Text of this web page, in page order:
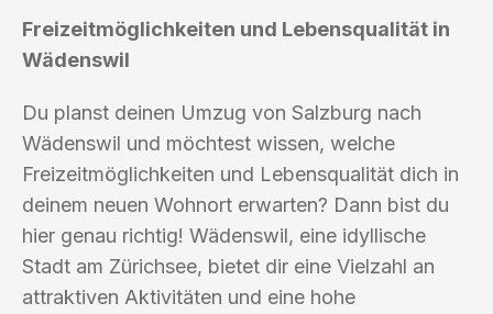
Freizeitmöglichkeiten und Lebensqualität in
Wädenswil
Du planst deinen Umzug von Salzburg nach
Wädenswil und möchtest wissen, welche
Freizeitmöglichkeiten und Lebensqualität dich in
deinem neuen Wohnort erwarten? Dann bist du
hier genau richtig! Wädenswil, eine idyllische
Stadt am Zürichsee, bietet dir eine Vielzahl an
attraktiven Aktivitäten und eine hohe